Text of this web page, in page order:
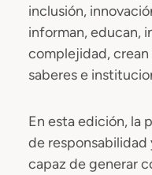
inclusión,
informan, educan,
complejidad,
saberes e
En esta edición, la
de responsabilidad
capaz de generar